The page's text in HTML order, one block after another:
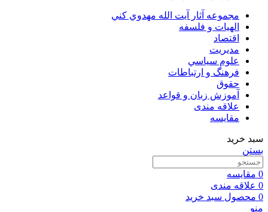
مجموعه آثار آيت الله مهدوي كني
الهیات و فلسفه
اقتصاد
مديريت
علوم سياسي
فرهنگ و ارتباطات
حقوق
آموزش زبان و قواعد
علاقه مندی
مقایسه
سبد خرید
بستن
0 مقایسه
0 علاقه مندی
0 محصول سبد خرید
منو